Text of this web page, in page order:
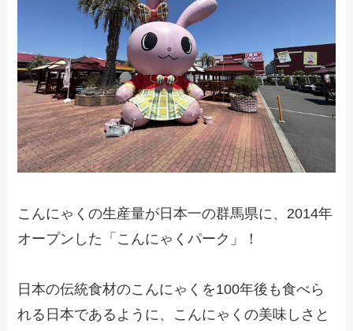
こんにゃくの生産量が日本一の群馬県に、2014年
オープンした「こんにゃくパーク」！
日本の伝統食材のこんにゃくを100年後も食べら
れる日本であるように、こんにゃくの美味しさと